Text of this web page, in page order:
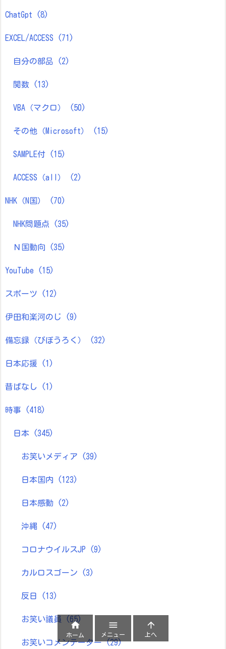
ChatGpt (8)
EXCEL/ACCESS (71)
自分の部品 (2)
関数 (13)
VBA（マクロ） (50)
その他（Microsoft） (15)
SAMPLE付 (15)
ACCESS（all） (2)
NHK（N国） (70)
NHK問題点 (35)
Ｎ国動向 (35)
YouTube (15)
スポーツ (12)
伊田和楽河のじ (9)
備忘録（びぼうろく） (32)
日本応援 (1)
昔ばなし (1)
時事 (418)
日本 (345)
お笑いメディア (39)
日本国内 (123)
日本感動 (2)
沖縄 (47)
コロナウイルスJP (9)
カルロスゴーン (3)
反日 (13)
お笑い議員 (65)
お笑いコメンテーター(29)

ホーム

メニュー

上へ